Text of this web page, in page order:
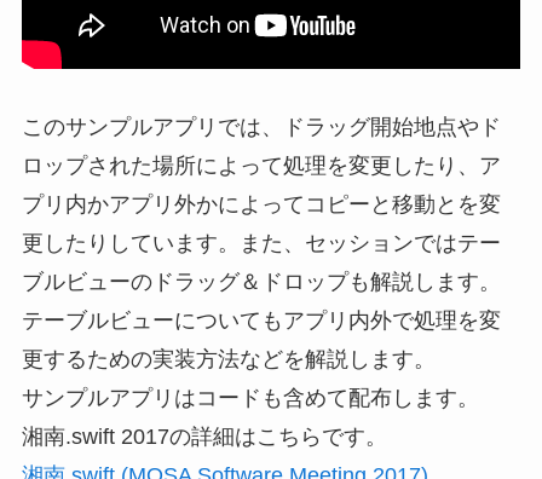
このサンプルアプリでは、ドラッグ開始地点やド
ロップされた場所によって処理を変更したり、ア
プリ内かアプリ外かによってコピーと移動とを変
更したりしています。また、セッションではテー
ブルビューのドラッグ＆ドロップも解説します。
テーブルビューについてもアプリ内外で処理を変
更するための実装方法などを解説します。
サンプルアプリはコードも含めて配布します。
湘南.swift 2017の詳細はこちらです。